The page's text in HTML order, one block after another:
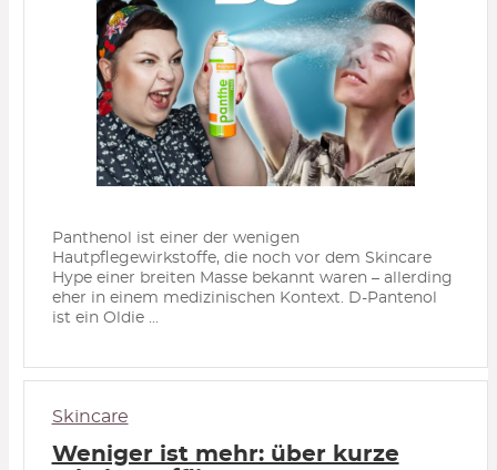
Panthenol ist einer der wenigen
Hautpflegewirkstoffe, die noch vor dem Skincare
Hype einer breiten Masse bekannt waren – allerding
eher in einem medizinischen Kontext. D-Pantenol
ist ein Oldie ...
Skincare
Weniger ist mehr: über kurze